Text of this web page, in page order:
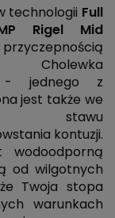
technologii Full
Rigel Mid
Cholewka
- jednego z
jest także we
stawu
kontuzji.
wodoodporną
od wilgotnych
Twoja stopa
warunkach